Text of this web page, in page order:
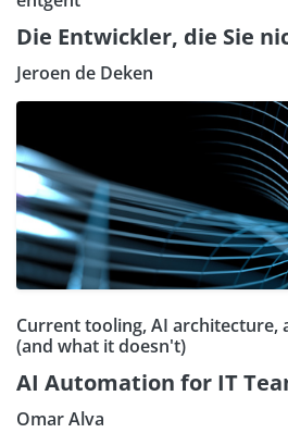
Die Entwickler, die Sie
Jeroen de Deken
Current tooling, AI architecture,
(and what it doesn't)
AI Automation for IT
Omar Alva